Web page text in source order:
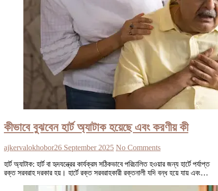
কীভাবে বুঝবেন হার্ট অ্যাটাক হয়েছে এবং করণীয় কী
ajkervalokhobor26 September 2025 No Comments
হার্ট অ্যাটাক: হার্ট বা হৃদযন্ত্রের কার্যক্রম সঠিকভাবে পরিচালিত হওয়ার জন্য হার্টে পর্যাপ্ত
রক্ত সরবরাহ দরকার হয়। হার্টে রক্ত সরবরাহকারী রক্তনালী যদি বন্ধ হয়ে যায় এবং…